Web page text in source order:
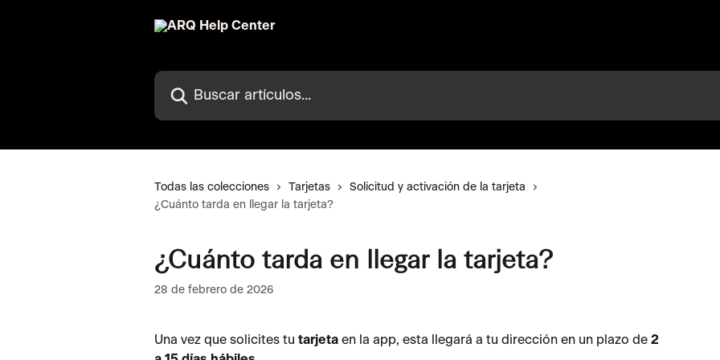
Buscar artículos...
Todas las colecciones Tarjetas
Solicitud y activación de la tarjeta
¿Cuánto tarda en llegar la tarjeta?
¿Cuánto tarda en llegar la tarjeta?
28 de febrero de 2026
Una vez que solicites tu tarjeta en la app, esta llegará a tu dirección en un plazo de 2